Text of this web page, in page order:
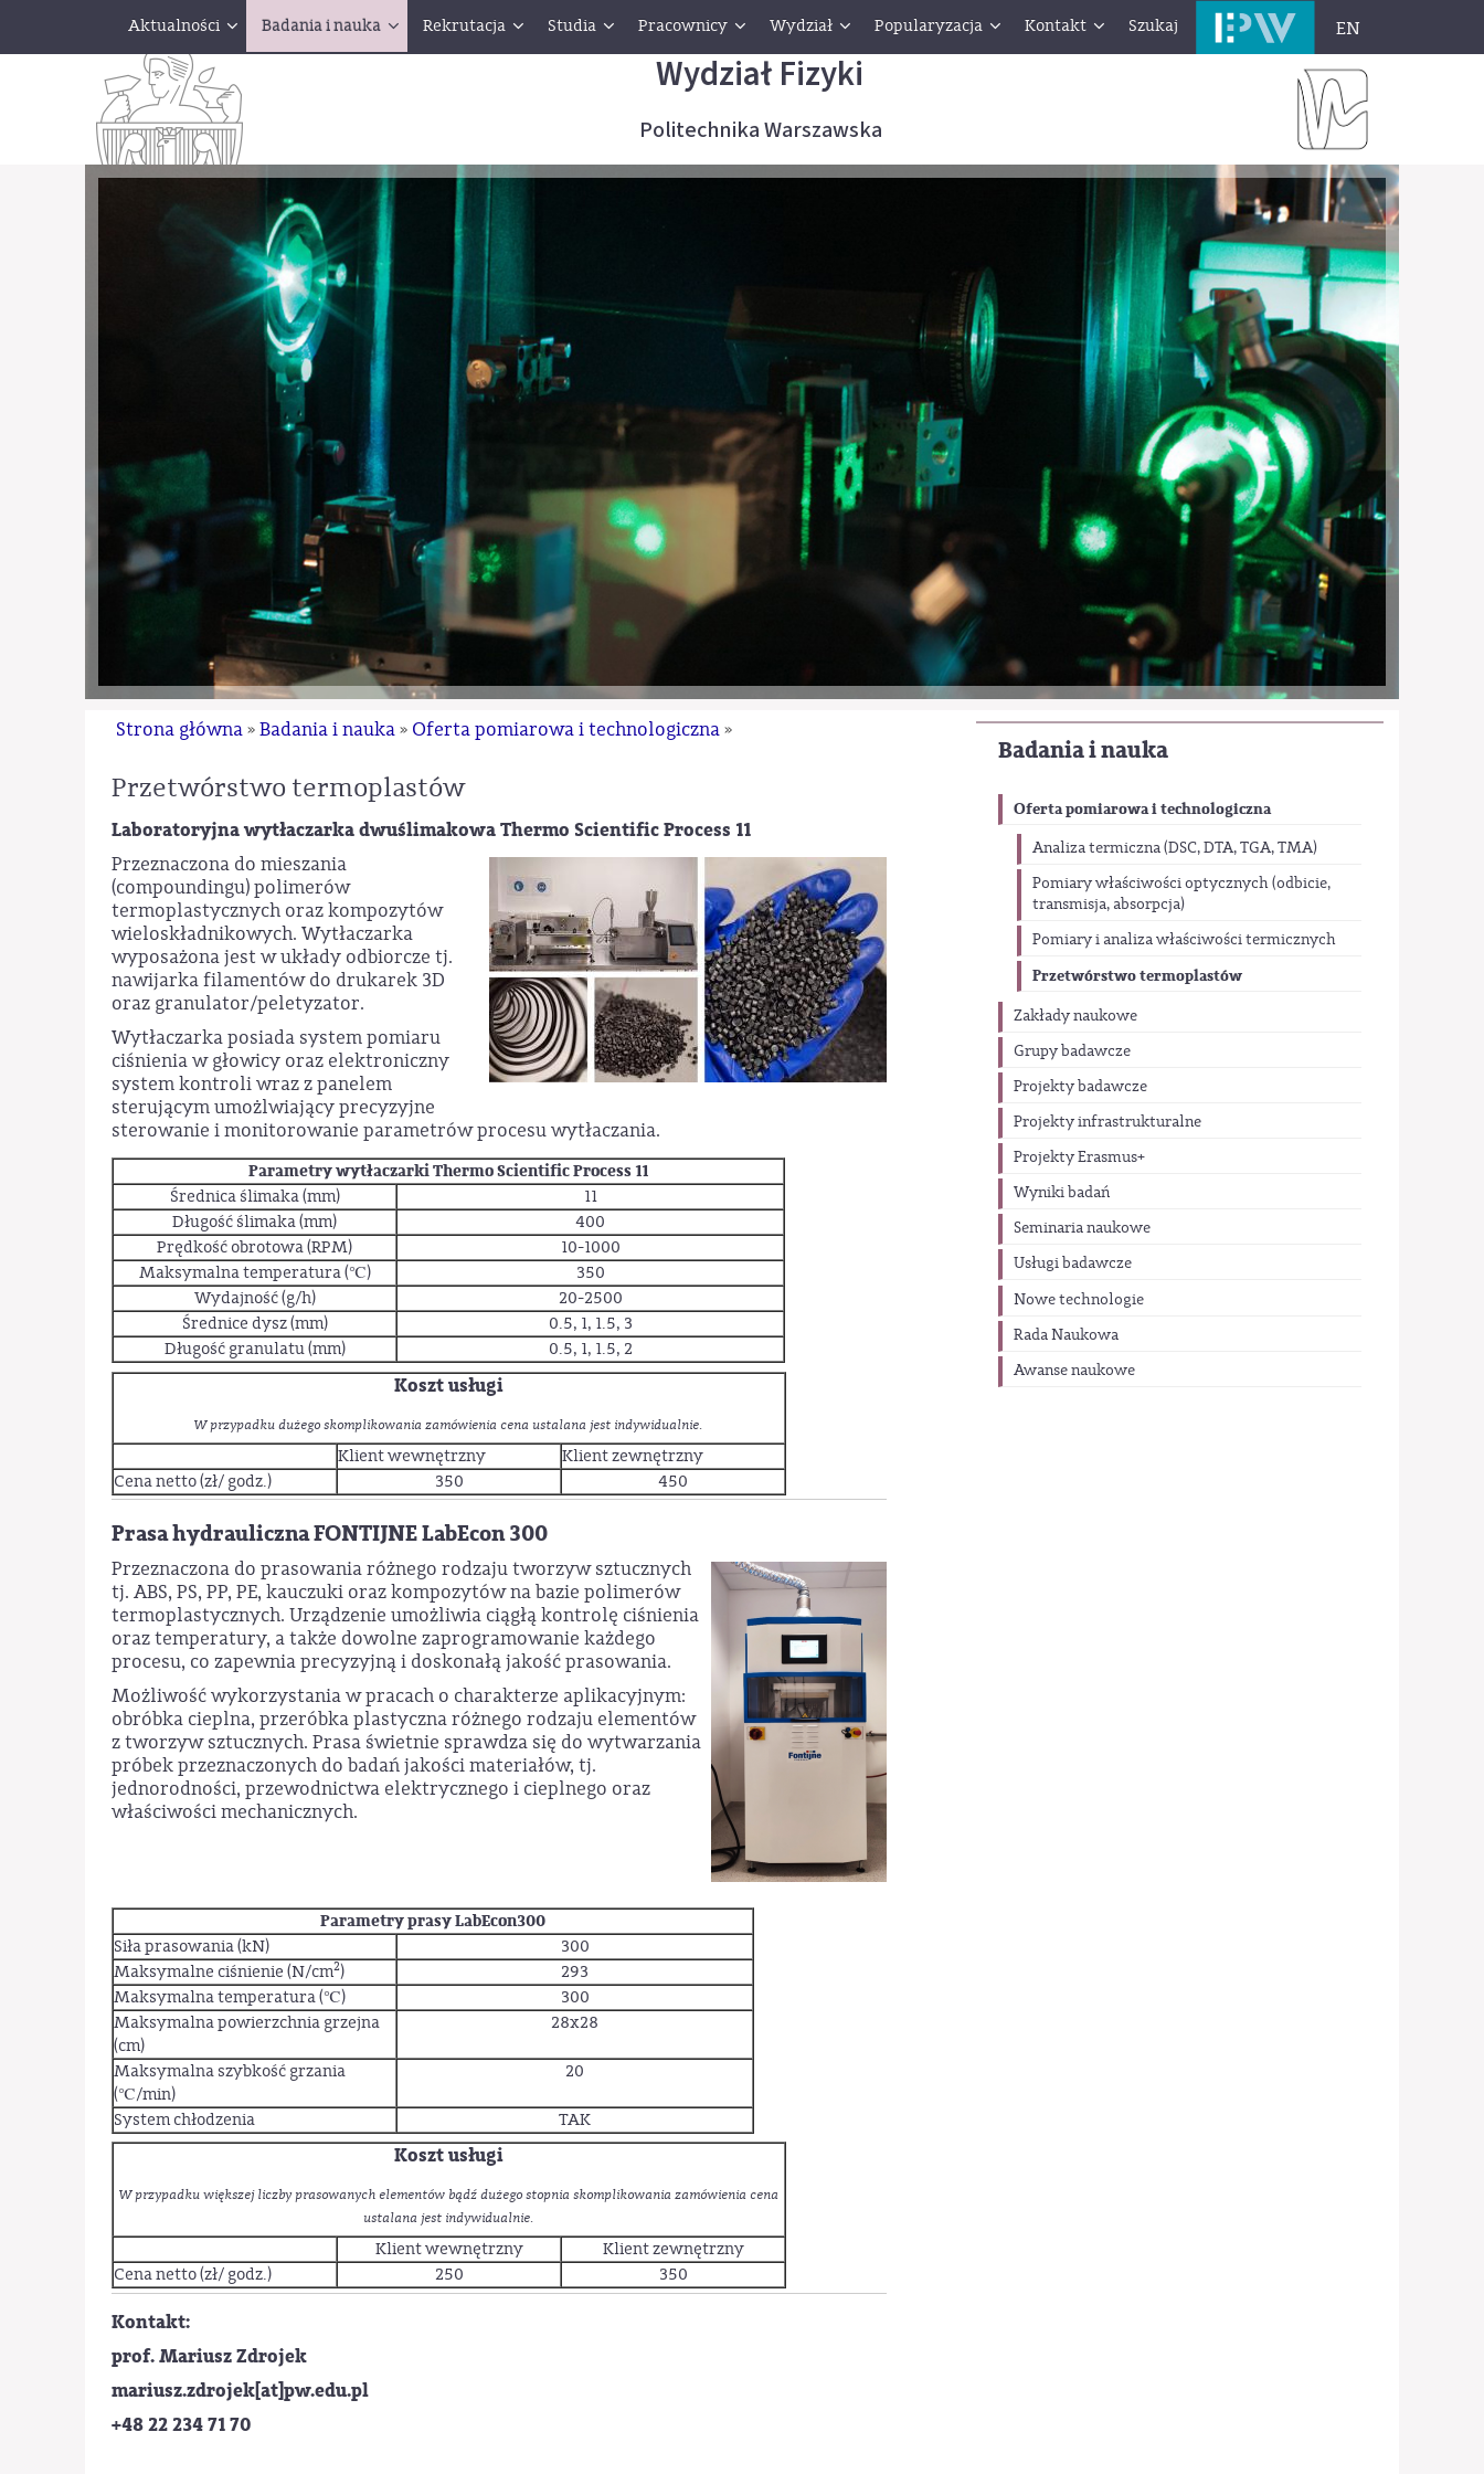
Aktualności Badania i nauka Rekrutacja Studia Pracownicy Wydział Popularyzacja Kontakt Szukaj EN
Wydział Fizyki
Politechnika Warszawska
Badania i nauka
Oferta pomiarowa i technologiczna
Analiza termiczna (DSC, DTA, TGA, TMA)
Pomiary właściwości optycznych (odbicie,
transmisja, absorpcja)
Pomiary i analiza właściwości termicznych
Przetwórstwo termoplastów
Zakłady naukowe
Grupy badawcze
Projekty badawcze
Projekty infrastrukturalne
Projekty Erasmus+
Wyniki badań
Seminaria naukowe
Usługi badawcze
Nowe technologie
Rada Naukowa
Awanse naukowe
Strona główna » Badania i nauka » Oferta pomiarowa i technologiczna »
Przetwórstwo termoplastów
Laboratoryjna wytłaczarka dwuślimakowa Thermo Scientific Process 11
Przeznaczona do mieszania
(compoundingu) polimerów
termoplastycznych oraz kompozytów
wieloskładnikowych. Wytłaczarka
wyposażona jest w układy odbiorcze tj.
nawijarka filamentów do drukarek 3D
oraz granulator/peletyzator.
Wytłaczarka posiada system pomiaru
ciśnienia w głowicy oraz elektroniczny
system kontroli wraz z panelem
sterującym umożlwiający precyzyjne
sterowanie i monitorowanie parametrów procesu wytłaczania.
Parametry wytłaczarki Thermo Scientific Process 11
Średnica ślimaka (mm)
11
Długość ślimaka (mm)
400
Prędkość obrotowa (RPM)
10-1000
Maksymalna temperatura (℃)
350
Wydajność (g/h)
20-2500
Średnice dysz (mm)
0.5, 1, 1.5, 3
Długość granulatu (mm)
0.5, 1, 1.5, 2
Koszt usługi
W przypadku dużego skomplikowania zamówienia cena ustalana jest indywidualnie.
Klient wewnętrzny
Klient zewnętrzny
Cena netto (zł/ godz.)
350 450
Prasa hydrauliczna FONTIJNE LabEcon 300
Przeznaczona do prasowania różnego rodzaju tworzyw sztucznych
tj. ABS, PS, PP, PE, kauczuki oraz kompozytów na bazie polimerów
termoplastycznych. Urządzenie umożliwia ciągłą kontrolę ciśnienia
oraz temperatury, a także dowolne zaprogramowanie każdego
procesu, co zapewnia precyzyjną i doskonałą jakość prasowania.
Możliwość wykorzystania w pracach o charakterze aplikacyjnym:
obróbka cieplna, przeróbka plastyczna różnego rodzaju elementów
z tworzyw sztucznych. Prasa świetnie sprawdza się do wytwarzania
próbek przeznaczonych do badań jakości materiałów, tj.
jednorodności, przewodnictwa elektrycznego i cieplnego oraz
właściwości mechanicznych.
Parametry prasy LabEcon300
Siła prasowania (kN)
300
Maksymalne ciśnienie (N/cm2)
293
Maksymalna temperatura (℃)
300
Maksymalna powierzchnia grzejna
(cm)
28x28
Maksymalna szybkość grzania
(℃/min)
20
System chłodzenia TAK
Koszt usługi
W przypadku większej liczby prasowanych elementów bądź dużego stopnia skomplikowania zamówienia cena
ustalana jest indywidualnie.
Klient wewnętrzny
Klient zewnętrzny
Cena netto (zł/ godz.)
250 350
Kontakt:
prof. Mariusz Zdrojek
mariusz.zdrojek[at]pw.edu.pl
+48 22 234 71 70